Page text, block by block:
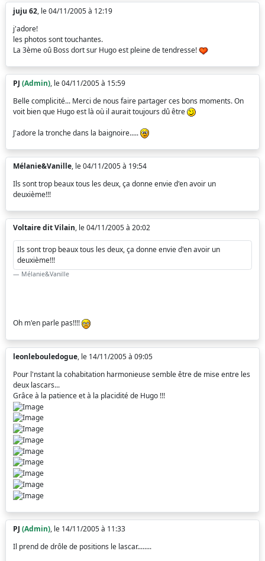
juju 62, le 04/11/2005 à 12:19
j'adore!
les photos sont touchantes.
La 3ème oû Boss dort sur Hugo est pleine de tendresse!
PJ (Admin), le 04/11/2005 à 15:59
Belle complicité... Merci de nous faire partager ces bons moments. On
voit bien que Hugo est là où il aurait toujours dû être
J'adore la tronche dans la baignoire.....
Mélanie&Vanille, le 04/11/2005 à 19:54
Ils sont trop beaux tous les deux, ça donne envie d'en avoir un
deuxième!!!
Voltaire dit Vilain, le 04/11/2005 à 20:02
Ils sont trop beaux tous les deux, ça donne envie d'en avoir un
deuxième!!!
Mélanie&Vanille
Oh m'en parle pas!!!!
leonlebouledogue, le 14/11/2005 à 09:05
Pour l'nstant la cohabitation harmonieuse semble être de mise entre les
deux lascars...
Grâce à la patience et à la placidité de Hugo !!!
PJ (Admin), le 14/11/2005 à 11:33
Il prend de drôle de positions le lascar........